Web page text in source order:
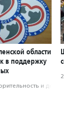
области
в поддержку
и